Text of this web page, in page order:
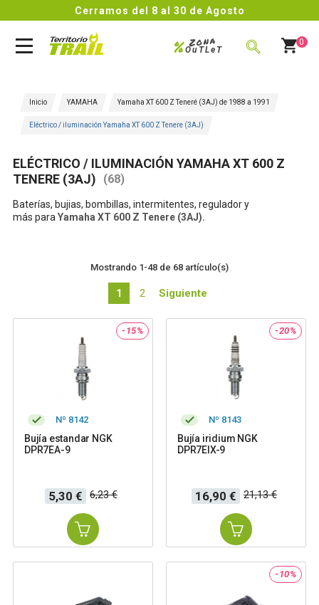
Cerramos del 8 al 30 de Agosto
Zona
%OuTLeT
0
Inicio YAMAHA Yamaha XT 600 Z Teneré (3AJ) de 1988 a 1991
Eléctrico / iluminación Yamaha XT 600 Z Tenere (3AJ)
ELÉCTRICO / ILUMINACIÓN YAMAHA XT 600 Z
TENERE (3AJ)
(68)
Baterías, bujias, bombillas, intermitentes, regulador y
más para Yamaha XT 600 Z Tenere (3AJ).
Mostrando 1-48 de 68 artículo(s)
1 2 Siguiente
-15%
Nº 8142
Bujía estandar NGK
DPR7EA-9
Precio
5,30 €
Precio
base
6,23 €
-20%
Nº 8143
Bujía iridium NGK
DPR7EIX-9
Precio
16,90 €
Precio
base
21,13 €
-10%